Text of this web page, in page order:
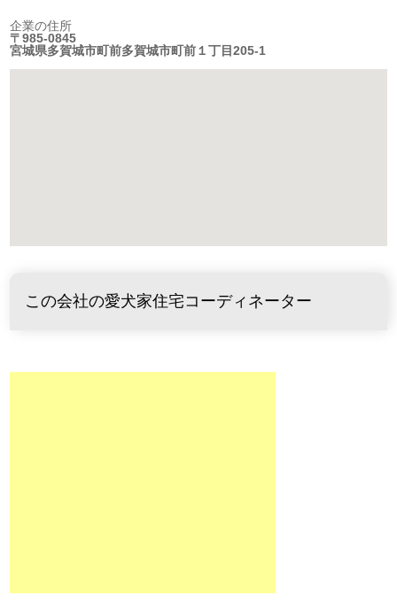
企業の住所
〒985-0845
宮城県多賀城市町前多賀城市町前１丁目205-1
この会社の愛犬家住宅コーディネーター